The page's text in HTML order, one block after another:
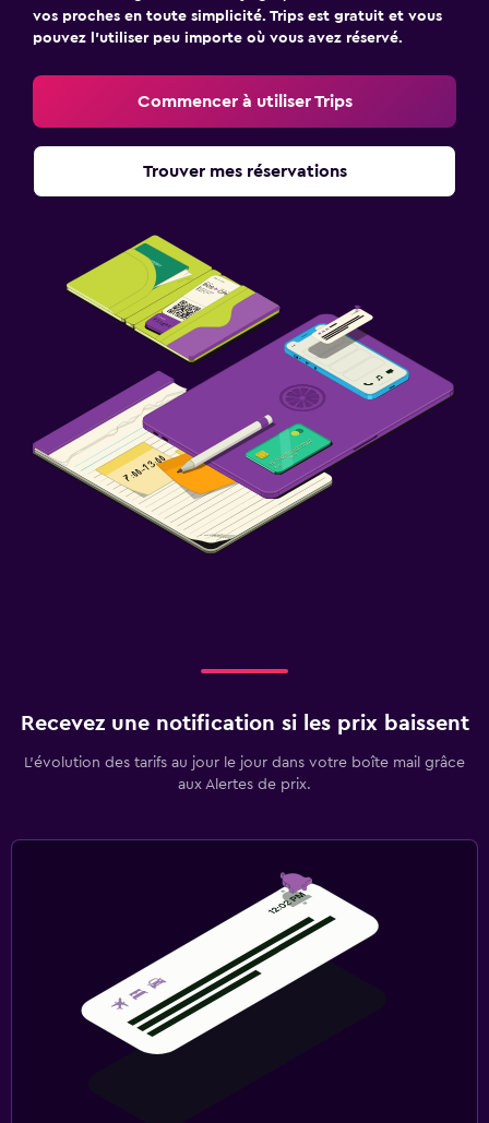
vos proches en toute simplicité. Trips est gratuit et vous
pouvez l’utiliser peu importe où vous avez réservé.
Commencer à utiliser Trips
Trouver mes réservations
Recevez une notification si les prix baissent
L’évolution des tarifs au jour le jour dans votre boîte mail grâce
aux Alertes de prix.